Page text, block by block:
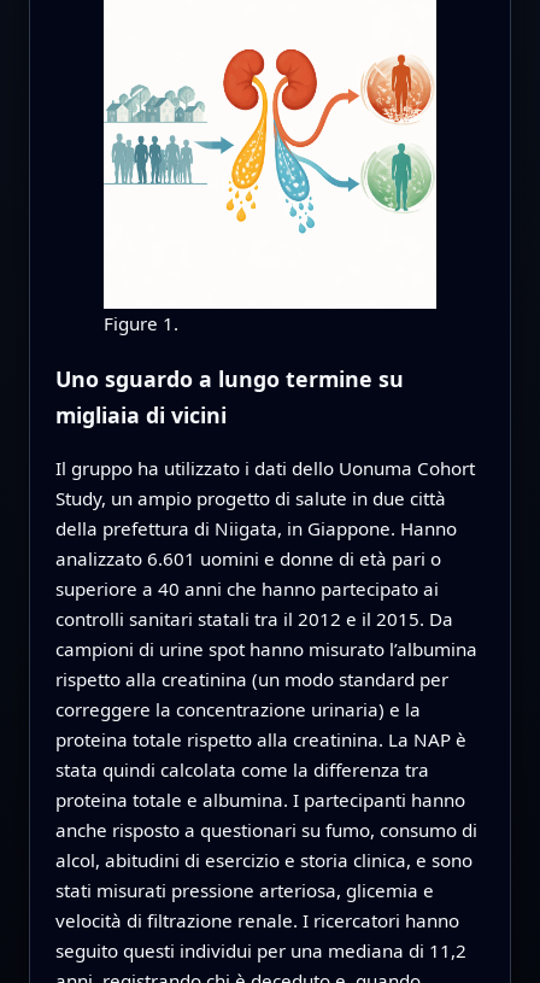
Figure 1.
Uno sguardo a lungo termine su
migliaia di vicini
Il gruppo ha utilizzato i dati dello Uonuma Cohort
Study, un ampio progetto di salute in due città
della prefettura di Niigata, in Giappone. Hanno
analizzato 6.601 uomini e donne di età pari o
superiore a 40 anni che hanno partecipato ai
controlli sanitari statali tra il 2012 e il 2015. Da
campioni di urine spot hanno misurato l’albumina
rispetto alla creatinina (un modo standard per
correggere la concentrazione urinaria) e la
proteina totale rispetto alla creatinina. La NAP è
stata quindi calcolata come la differenza tra
proteina totale e albumina. I partecipanti hanno
anche risposto a questionari su fumo, consumo di
alcol, abitudini di esercizio e storia clinica, e sono
stati misurati pressione arteriosa, glicemia e
velocità di filtrazione renale. I ricercatori hanno
seguito questi individui per una mediana di 11,2